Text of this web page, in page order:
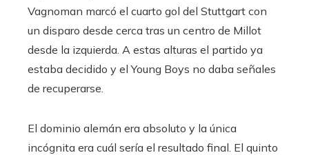
Vagnoman marcó el cuarto gol del Stuttgart con
un disparo desde cerca tras un centro de Millot
desde la izquierda. A estas alturas el partido ya
estaba decidido y el Young Boys no daba señales
de recuperarse.
El dominio alemán era absoluto y la única
incógnita era cuál sería el resultado final. El quinto